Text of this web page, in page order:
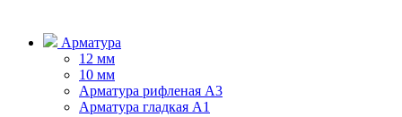
Арматура
12 мм
10 мм
Арматура рифленая А3
Арматура гладкая А1